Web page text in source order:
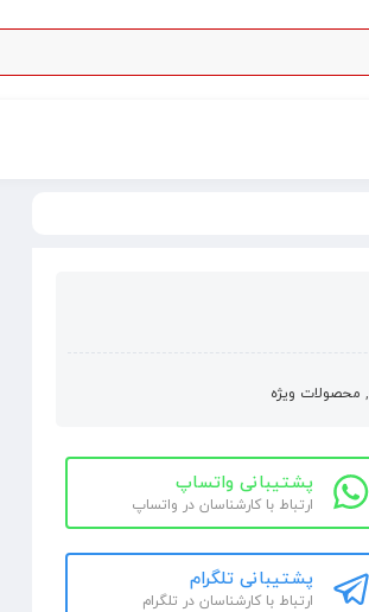
, محصولات ویژه
پشتیبانی واتساپ
ارتباط با کارشناسان در واتساپ
پشتیبانی تلگرام
ارتباط با کارشناسان در تلگرام